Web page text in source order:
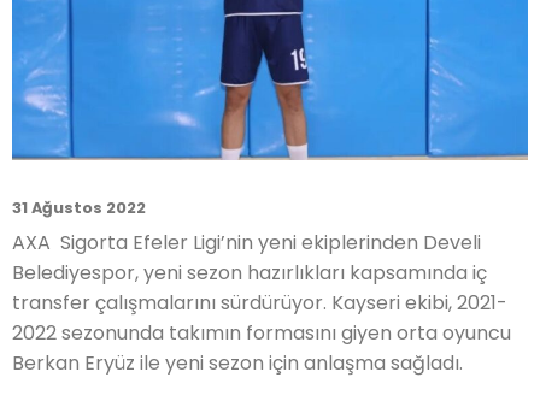
31 Ağustos 2022
AXA Sigorta Efeler Ligi’nin yeni ekiplerinden Develi
Belediyespor, yeni sezon hazırlıkları kapsamında iç
transfer çalışmalarını sürdürüyor. Kayseri ekibi, 2021-
2022 sezonunda takımın formasını giyen orta oyuncu
Berkan Eryüz ile yeni sezon için anlaşma sağladı.